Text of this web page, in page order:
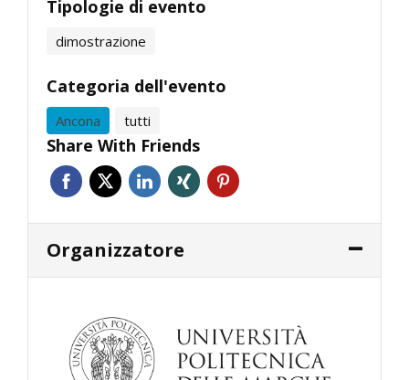
Tipologie di evento
dimostrazione
Categoria dell'evento
Ancona tutti
Share With Friends
Organizzatore